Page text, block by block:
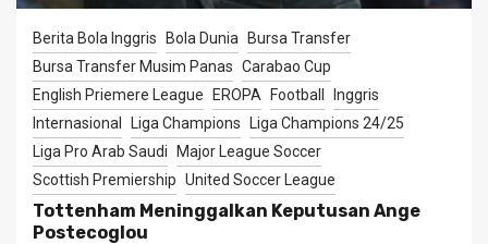
Berita Bola Inggris Bola Dunia
Bursa Transfer
Bursa Transfer Musim Panas Carabao Cup
English Priemere League
EROPA Football
Inggris
Internasional
Liga Champions
Liga Champions 24/25
Liga Pro Arab Saudi
Major League Soccer
Scottish Premiership United Soccer League
Tottenham Meninggalkan Keputusan Ange
Postecoglou